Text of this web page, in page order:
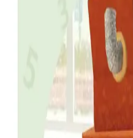
Hanne Hafnor Dahl
Lærerens bok
LK20
Grunnskole
2. trinn
Bokmål, 2020